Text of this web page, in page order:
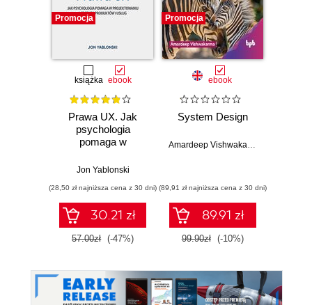
Promocja
książka ebook
Prawa UX. Jak
psychologia
pomaga w
lepszych
Wydanie II
Jon Yablonski
(28,50 zł najniższa cena z 30 dni)
30.21 zł
57.00zł (-47%)
Promocja
ebook
System Design
Amardeep Vishwakarma
(89,91 zł najniższa cena z 30 dni)
89.91 zł
99.90zł (-10%)